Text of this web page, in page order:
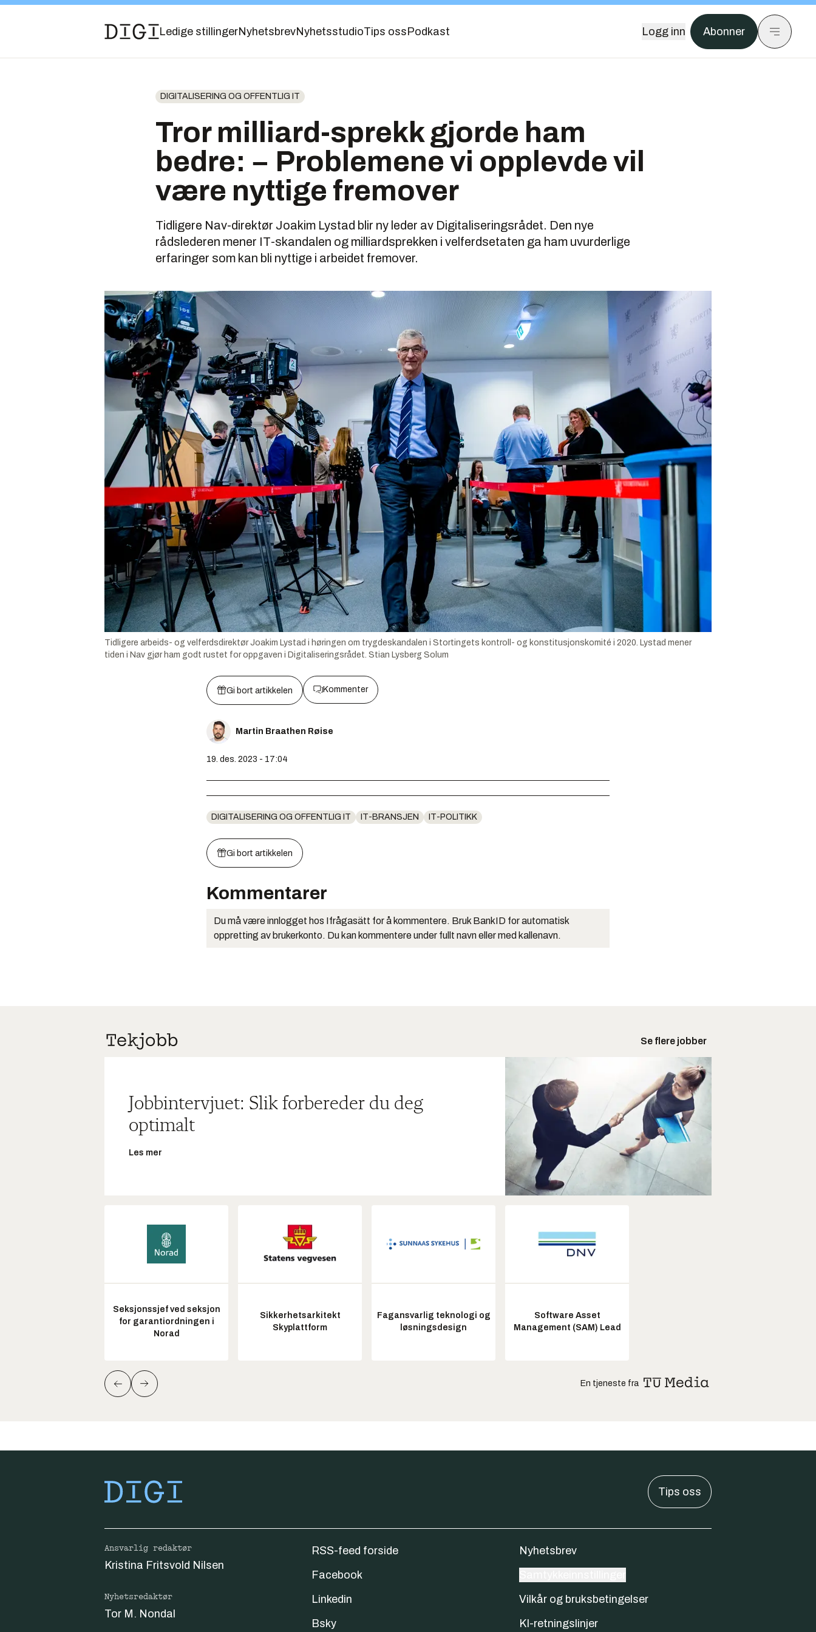
Ledige stillingerNyhetsbrevNyhetsstudioTips oss Podkast Logg inn Abonner
DIGITALISERING OG OFFENTLIG IT
Tror milliard-sprekk gjorde ham
bedre: − Problemene vi opplevde vil
være nyttige fremover
Tidligere Nav-direktør Joakim Lystad blir ny leder av Digitaliseringsrådet. Den nye
rådslederen mener IT-skandalen og milliardsprekken i velferdsetaten ga ham uvurderlige
erfaringer som kan bli nyttige i arbeidet fremover.
Tidligere arbeids- og velferdsdirektør Joakim Lystad i høringen om trygdeskandalen i Stortingets kontroll- og konstitusjonskomité i 2020. Lystad mener
tiden i Nav gjør ham godt rustet for oppgaven i Digitaliseringsrådet. Stian Lysberg Solum
Gi bort artikkelen Kommenter
Martin Braathen Røise
19. des. 2023 - 17:04
DIGITALISERING OG OFFENTLIG IT IT-BRANSJEN IT-POLITIKK
Gi bort artikkelen
Kommentarer
Du må være innlogget hos Ifrågasätt for å kommentere. Bruk BankID for automatisk
oppretting av brukerkonto. Du kan kommentere under fullt navn eller med kallenavn.
Se flere jobber
Jobbintervjuet: Slik forbereder du deg
optimalt
Les mer
Seksjonssjef ved seksjon
for garantiordningen i
Norad
Sikkerhetsarkitekt
Skyplattform
Fagansvarlig teknologi og
løsningsdesign
Software Asset
Management (SAM) Lead
En tjeneste fra
Tips oss
Ansvarlig redaktør
Kristina Fritsvold Nilsen
Nyhetsredaktør
Tor M. Nondal
RSS-feed forside
Facebook
Linkedin
Bsky
Nyhetsbrev
Vilkår og bruksbetingelser
KI-retningslinjer